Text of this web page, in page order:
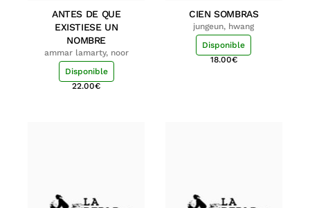
ANTES DE QUE
EXISTIESE UN
NOMBRE
ammar lamarty, noor
Disponible
22.00€
CIEN SOMBRAS
jungeun, hwang
Disponible
18.00€